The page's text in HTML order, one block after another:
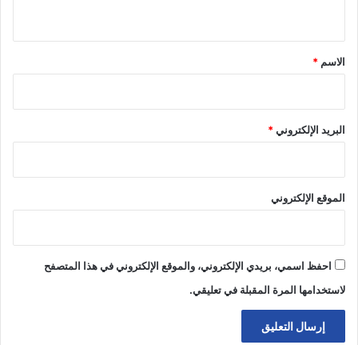
*
الاسم *
البريد الإلكتروني*
الموقع الإلكتروني
احفظ اسمي، بريدي الإلكتروني، والموقع الإلكتروني في هذا المتصفح
لاستخدامها المرة المقبلة في تعليقي.